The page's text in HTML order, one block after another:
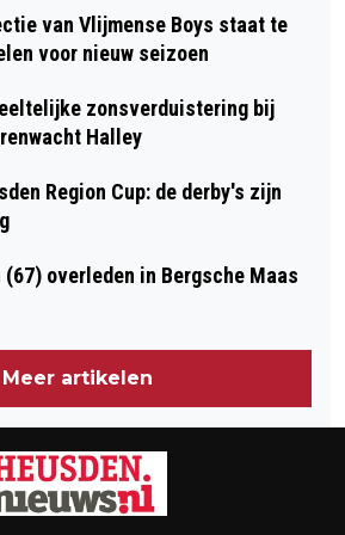
van Vlijmense Boys staat te
voor nieuw seizoen
zonsverduistering bij
Halley
Region Cup: de derby's zijn
(67) overleden in Bergsche Maas
Meer artikelen